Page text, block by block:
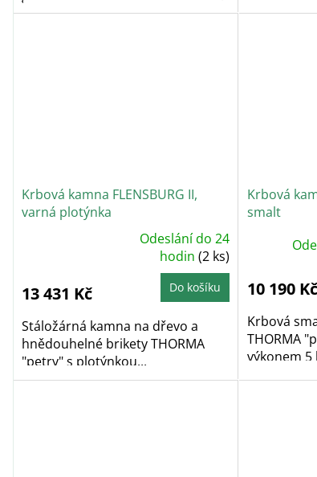
Krbová kamna FLENSBURG II,
varná plotýnka
5,0
z
5
Odeslání do 24
hodin(2 ks)
13 431 Kč Do košíku
Stáložárná kamna na dřevo a
hnědouhelné brikety THORMA
"petry" s plotýnkou...
Krbová
smalt
10 190 Kč
Krbová
THORMA
výkonem 5